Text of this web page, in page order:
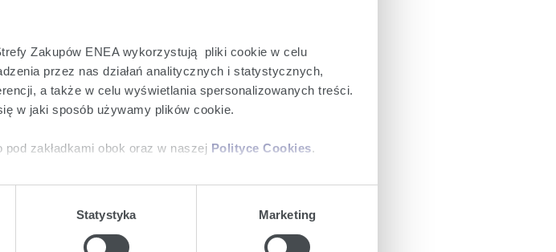
Zakupów ENEA wykorzystują pliki cookie w celu
przez nas działań analitycznych i statystycznych,
a także w celu wyświetlania spersonalizowanych treści.
w jaki sposób używamy plików cookie.
zakładkami obok oraz w naszej Polityce Cookies.
na umieszczenie wszystkich rodzajów plików cookie z
rodzaje plików cookie będziemy umieszczać w Państwa
Statystyka Marketing
r. przeprowadzone
wartości udziałów w
ww. okres zostaną
Grupy Kapitałowej
roku.